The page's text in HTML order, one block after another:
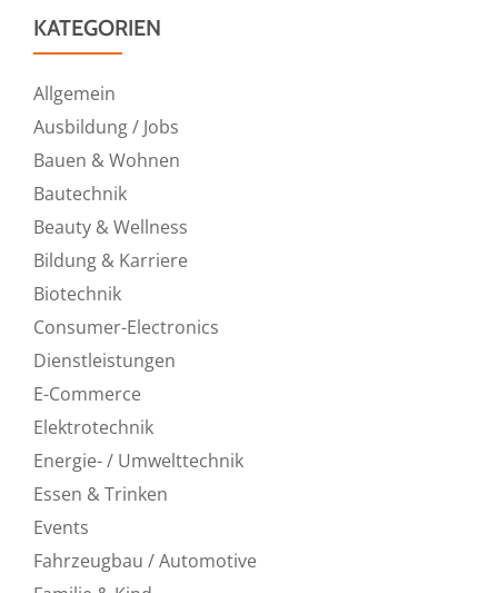
KATEGORIEN
Allgemein
Ausbildung / Jobs
Bauen & Wohnen
Bautechnik
Beauty & Wellness
Bildung & Karriere
Biotechnik
Consumer-Electronics
Dienstleistungen
E-Commerce
Elektrotechnik
Energie- / Umwelttechnik
Essen & Trinken
Events
Fahrzeugbau / Automotive